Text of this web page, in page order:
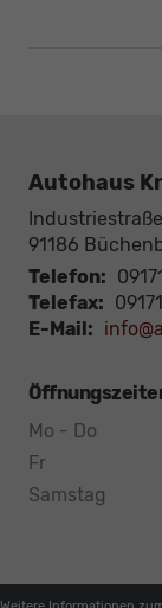
Autohaus
91186
Telefon:
Telefax:
E-Mail:
Mo - Do
Fr
Samstag